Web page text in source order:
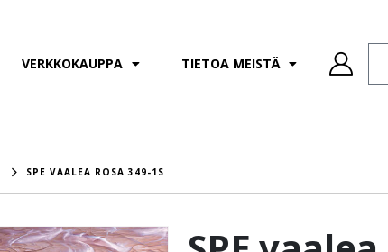
VERKKOKAUPPA TIETOA MEISTÄ
SPE VAALEA ROSA 349-1S